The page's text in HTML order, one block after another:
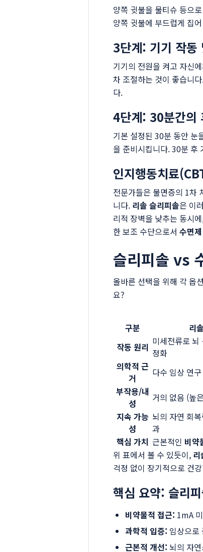
양쪽 귓불을 물티슈 등으
양쪽 귓불에 부드럽게 집
3단계: 기기 작동
기기의 전원을 켜고 자신
차 조절하는 것이 좋습니
다.
4단계: 30분간의
기본 설정된 30분 동안 눈
을 준비시킵니다. 30분 후
인지행동치료
전문가들은 불면증의 1차
니다. 리솔 슬리피솔은 이
리적 장벽을 낮추는 동시
한 보조 수단으로서 수면
슬리피솔 vs
올바른 선택을 위해 각 옵
요?
구분
리
작동 원리 미세전류로 뇌
정화
의학적 근
거
다수 임상 연
부작용/내
성
거의 없음 (높은
지속 가능
성
뇌의 자연 회
과
핵심 가치 근본적인 비약
위 표에서 볼 수 있듯이, 리
걱정 없이 장기적으로 건
핵심 요약: 슬리
비약물적 접근: 1mA
과학적 입증: 임상으로
근본적 개선: 뇌의 자